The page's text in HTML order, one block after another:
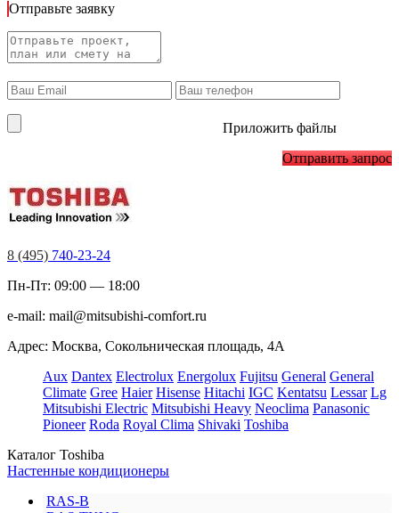
Отправьте заявку
Приложить файлы
Отправить запрос
8 (495) 740-23-24
Пн-Пт: 09:00 — 18:00
e-mail: mail@mitsubishi-comfort.ru
Адрес: Москва, Сокольническая площадь, 4А
Aux Dantex Electrolux Energolux Fujitsu General General
Climate Gree Haier Hisense Hitachi IGC Kentatsu Lessar Lg
Mitsubishi Electric Mitsubishi Heavy Neoclima Panasonic
Pioneer Roda Royal Clima Shivaki Toshiba
Каталог Toshiba
Настенные кондиционеры
RAS-B